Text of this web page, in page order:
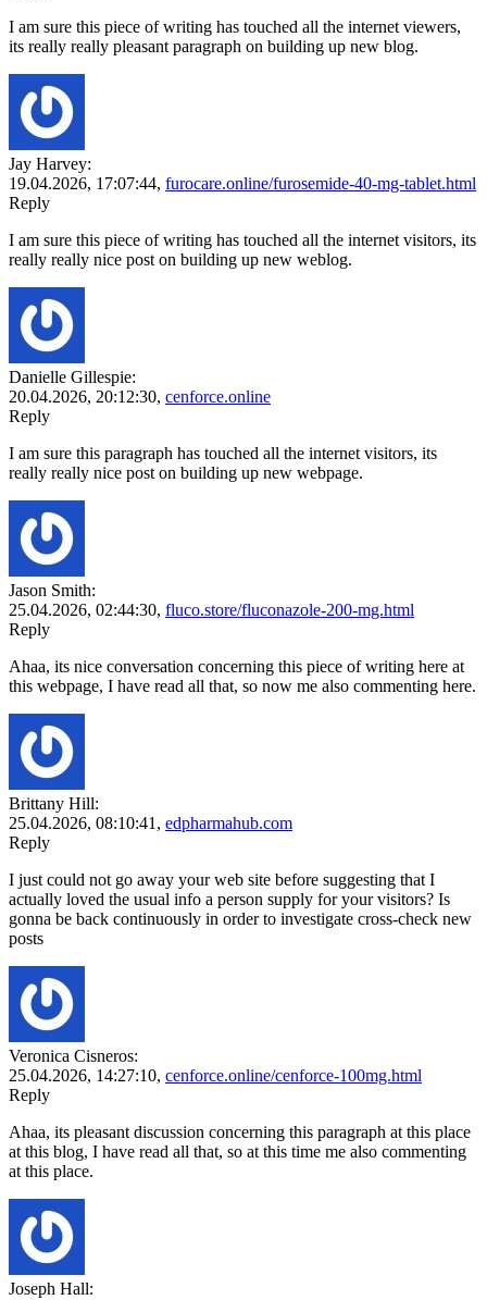
I am sure this piece of writing has touched all the internet viewers,
its really really pleasant paragraph on building up new blog.
Jay Harvey:
19.04.2026, 17:07:44, furocare.online/furosemide-40-mg-tablet.html
Reply
I am sure this piece of writing has touched all the internet visitors, its
really really nice post on building up new weblog.
Danielle Gillespie:
20.04.2026, 20:12:30, cenforce.online
Reply
I am sure this paragraph has touched all the internet visitors, its
really really nice post on building up new webpage.
Jason Smith:
25.04.2026, 02:44:30, fluco.store/fluconazole-200-mg.html
Reply
Ahaa, its nice conversation concerning this piece of writing here at
this webpage, I have read all that, so now me also commenting here.
Brittany Hill:
25.04.2026, 08:10:41 , edpharmahub.com
Reply
I just could not go away your web site before suggesting that I
actually loved the usual info a person supply for your visitors? Is
gonna be back continuously in order to investigate cross-check new
posts
Veronica Cisneros:
25.04.2026, 14:27:10, cenforce.online/cenforce-100mg.html
Reply
Ahaa, its pleasant discussion concerning this paragraph at this place
at this blog, I have read all that, so at this time me also commenting
at this place.
Joseph Hall: